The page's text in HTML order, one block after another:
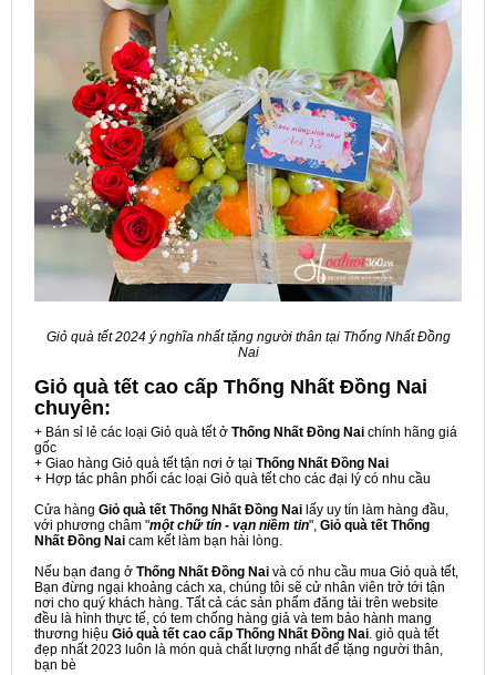
Giỏ quà tết 2024 ý nghĩa nhất tặng người thân tại Thống Nhất Đồng
Nai
Giỏ quà tết cao cấp Thống Nhất Đồng Nai
chuyên:
+ Bán sỉ lẻ các loại Giỏ quà tết ở Thống Nhất Đồng Nai chính hãng giá
gốc
+ Giao hàng Giỏ quà tết tận nơi ở tại Thống Nhất Đồng Nai
+ Hợp tác phân phối các loại Giỏ quà tết cho các đại lý có nhu cầu
Cửa hàng Giỏ quà tết Thống Nhất Đồng Nai lấy uy tín làm hàng đầu,
với phương châm "một chữ tín - vạn niềm tin", Giỏ quà tết Thống
Nhất Đồng Nai cam kết làm bạn hài lòng.
Nếu bạn đang ở Thống Nhất Đồng Nai và có nhu cầu mua Giỏ quà tết,
Bạn đừng ngại khoảng cách xa, chúng tôi sẽ cử nhân viên trở tới tận
nơi cho quý khách hàng. Tất cả các sản phẩm đăng tải trên website
đều là hình thực tế, có tem chống hàng giả và tem bảo hành mang
thương hiệu Giỏ quà tết cao cấp Thống Nhất Đồng Nai. giỏ quà tết
đẹp nhất 2023 luôn là món quà chất lượng nhất để tặng người thân,
bạn bè